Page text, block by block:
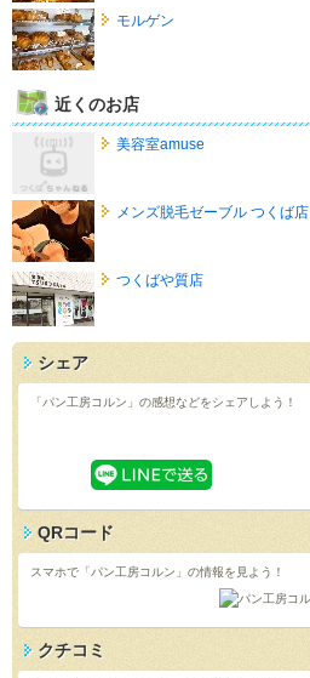
モルゲン
近くのお店
美容室amuse
メンズ脱毛ゼーブル つくば店
つくばや質店
シェア
「パン工房コルン」の感想などをシェアしよう！
QRコード
スマホで「パン工房コルン」の情報を見よう！
クチコミ